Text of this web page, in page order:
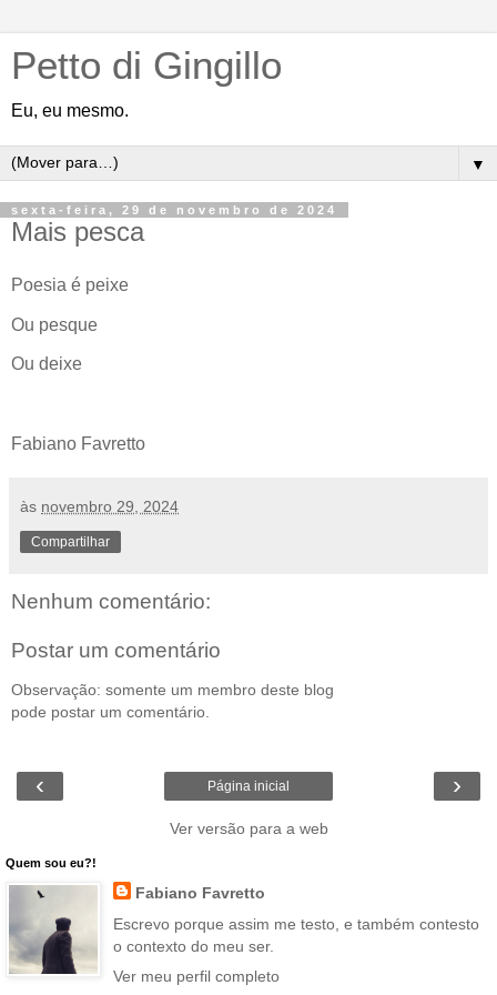
Petto di Gingillo
Eu, eu mesmo.
▼
sexta-feira, 29 de novembro de 2024
Mais pesca
Poesia é peixe
Ou pesque
Ou deixe
Fabiano Favretto
às novembro 29, 2024
Compartilhar
Nenhum comentário:
Postar um comentário
Observação: somente um membro deste blog
pode postar um comentário.
‹ ›
Página inicial
Ver versão para a web
Quem sou eu?!
Fabiano Favretto
Escrevo porque assim me testo, e também contesto
o contexto do meu ser.
Ver meu perfil completo